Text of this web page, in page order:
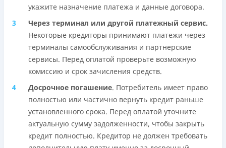
укажите назначение платежа и данные договора.
Через терминал или другой платежный сервис.
Некоторые кредиторы принимают платежи через
терминалы самообслуживания и партнерские
сервисы. Перед оплатой проверьте возможную
комиссию и срок зачисления средств.
Досрочное погашение. Потребитель имеет право
полностью или частично вернуть кредит раньше
установленного срока. Перед оплатой уточните
актуальную сумму задолженности, чтобы закрыть
кредит полностью. Кредитор не должен требовать